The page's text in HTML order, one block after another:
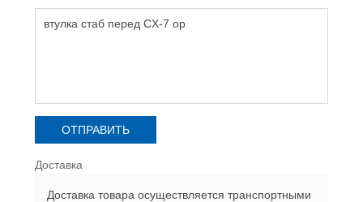
Доставка
Доставка товара осуществляется транспортными